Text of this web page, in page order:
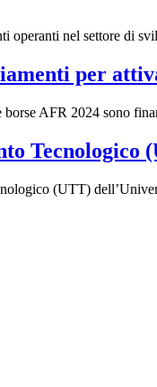
operanti nel settore di
per
AFR 2024 sono
Tecnologico
(UTT)